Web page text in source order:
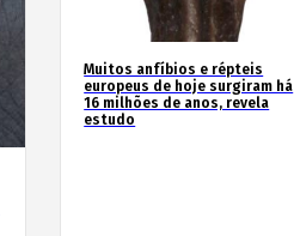
Muitos anfíbios e répteis
europeus de hoje surgiram há
16 milhões de anos, revela
estudo